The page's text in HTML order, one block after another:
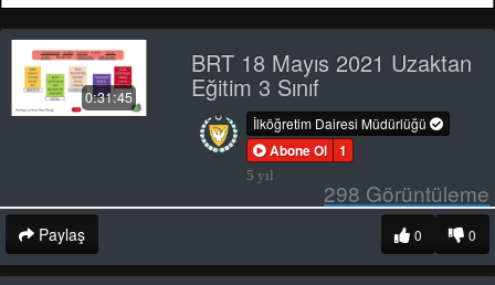
Video
0:31:45
BRT 18 Mayıs 2021 Uzaktan
Eğitim 3 Sınıf
İlköğretim Dairesi Müdürlüğü
Abone Ol 1
5 yıl
298 Görüntüleme
Paylaş 0
0